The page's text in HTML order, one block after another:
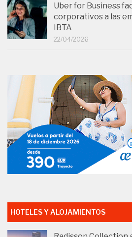
Uber for Business
corporativos a las
IBTA
22/04/2026
HOTELES Y ALOJAMIENTOS